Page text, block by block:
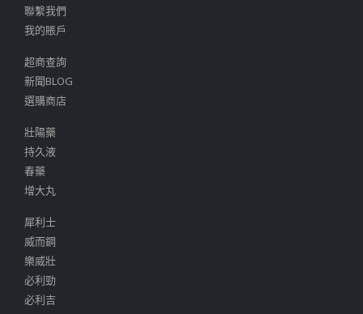
聯繫我們
我的賬戶
超商查詢
新聞BLOG
選購商店
壯陽藥
持久液
春藥
增大丸
犀利士
威而鋼
樂威壯
必利勁
必利吉